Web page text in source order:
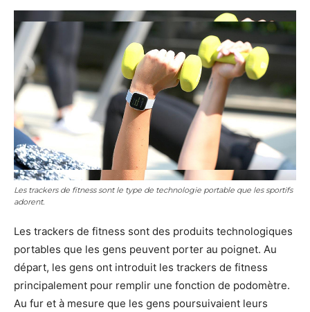
Les trackers de fitness sont le type de technologie portable que les sportifs
adorent.
Les trackers de fitness sont des produits technologiques
portables que les gens peuvent porter au poignet. Au
départ, les gens ont introduit les trackers de fitness
principalement pour remplir une fonction de podomètre.
Au fur et à mesure que les gens poursuivaient leurs